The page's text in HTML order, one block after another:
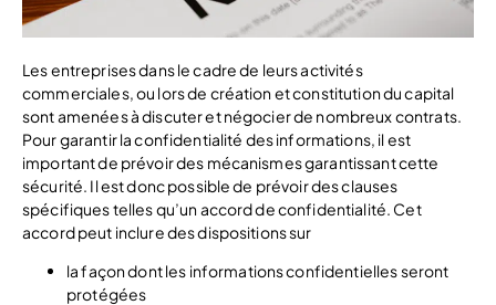
Les entreprises dans le cadre de leurs activités
commerciales, ou lors de création et constitution du capital
sont amenées à discuter et négocier de nombreux contrats.
Pour garantir la confidentialité des informations, il est
important de prévoir des mécanismes garantissant cette
sécurité. Il est donc possible de prévoir des clauses
spécifiques telles qu’un accord de confidentialité. Cet
accord peut inclure des dispositions sur
la façon dont les informations confidentielles seront
protégées